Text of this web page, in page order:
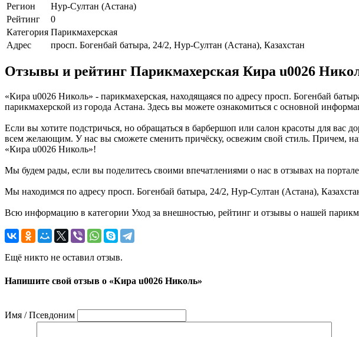
Регион
Нур-Султан (Астана)
Рейтинг
0
Категория Парикмахерская
Адрес
просп. Богенбай батыра, 24/2, Нур-Султан (Астана), Казахстан
Отзывы и рейтинг Парикмахерская Кира u0026
«Кира u0026 Николь» - парикмахерская, находящаяся по адресу просп. Богенбай
парикмахерской из города Астана. Здесь вы можете ознакомиться с основной
Если вы хотите подстричься, но обращаться в барбершоп или салон красоты для вас
всем желающим. У нас вы сможете сменить причёску, освежим свой стиль. Причем,
«Кира u0026 Николь»!
Мы будем рады, если вы поделитесь своими впечатлениями о нас в отзывах на
Мы находимся по адресу просп. Богенбай батыра, 24/2, Нур-Султан (Астана),
Всю информацию в категории Уход за внешностью, рейтинг и отзывы о нашей
Ещё никто не оставил отзыв.
Напишите свой отзыв о «Кира u0026 Николь»
Имя / Псевдоним